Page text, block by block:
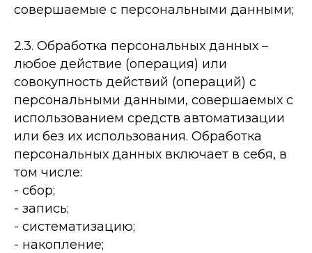
совершаемые с персональными данными;
2.3. Обработка персональных данных –
любое действие (операция) или
совокупность действий (операций) с
персональными данными, совершаемых с
использованием средств автоматизации
или без их использования. Обработка
персональных данных включает в себя, в
том числе:
- сбор;
- запись;
- систематизацию;
- накопление;